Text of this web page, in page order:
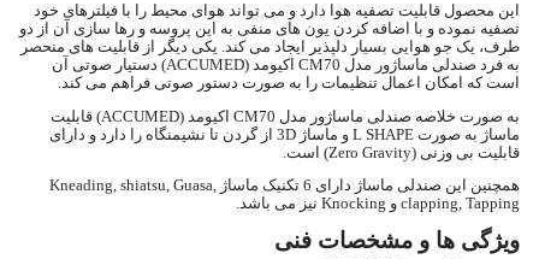
این محصول قابلیت تصفیه هوا دارد و می تواند هوای محیط را با فیلترهای خود
تصفیه نموده و با اضافه کردن یون های منفی به این پروسه و رها سازی آن از دو
طرف، یک جو هوایی بسیار دلپذیر ایجاد می کند. یکی دیگر از قابلیت های منحصر
به فرد صندلی ماساژور مدل CM70 اکیومد (ACCUMED) دستیار صوتی آن
است که امکان اعمال تنظیمات را به صورت دستور صوتی فراهم می کند.
به صورت خلاصه صندلی ماساژور مدل CM70 اکیومد (ACCUMED) قابلیت
ماساژ به صورت L SHAPE و ماساژ 3D از گردن تا نشیمنگاه را دارد و دارای
قابلیت بی وزنی (Zero Gravity) است.
همچنین این صندلی ماساژ دارای 6 تکنیک ماساژ Kneading, shiatsu, Guasa,
clapping, Tapping و Knocking نیز می باشد.
ویژگی ها و مشخصات فنی